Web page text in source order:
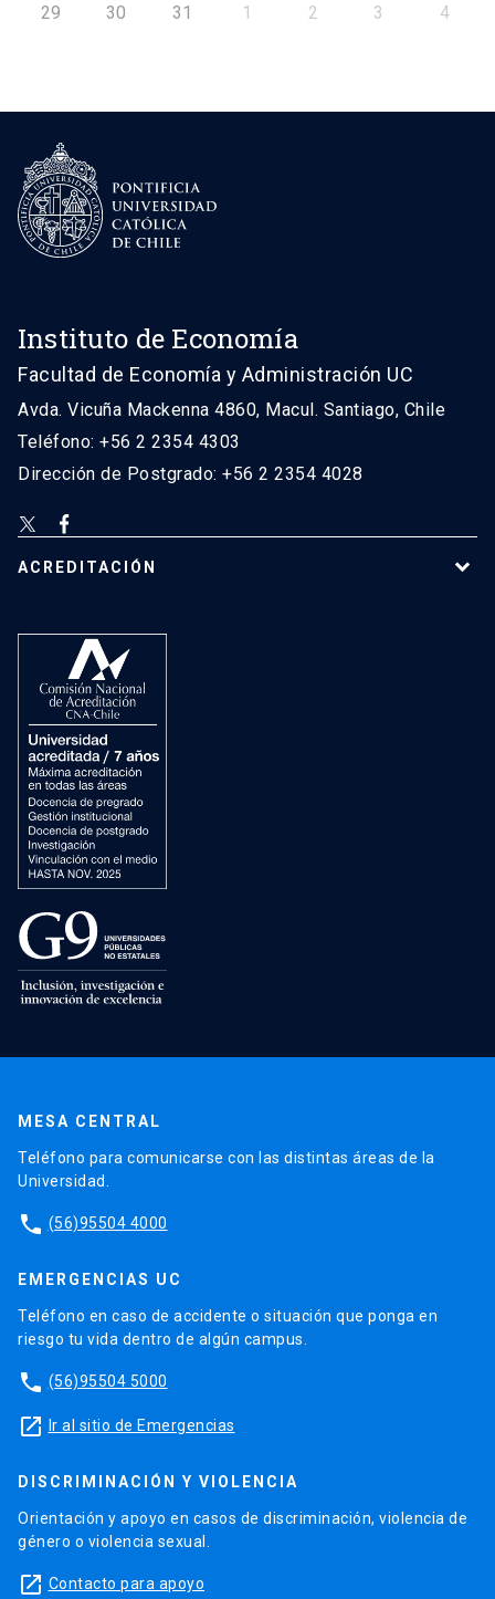
29 30 31 1 2 3 4
Instituto de Economía
Facultad de Economía y Administración UC
Avda. Vicuña Mackenna 4860, Macul. Santiago, Chile
Teléfono: +56 2 2354 4303
Dirección de Postgrado: +56 2 2354 4028
ACREDITACIÓN
MESA CENTRAL
Teléfono para comunicarse con las distintas áreas de la
Universidad.
phone (56)95504 4000
EMERGENCIAS UC
Teléfono en caso de accidente o situación que ponga en
riesgo tu vida dentro de algún campus.
phone (56)95504 5000
launch Ir al sitio de Emergencias
DISCRIMINACIÓN Y VIOLENCIA
Orientación y apoyo en casos de discriminación, violencia de
género o violencia sexual.
launch Contacto para apoyo